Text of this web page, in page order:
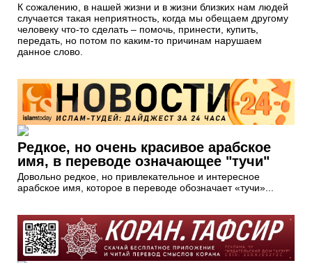
К сожалению, в нашей жизни и в жизни близких нам людей
случается такая неприятность, когда мы обещаем другому
человеку что-то сделать – помочь, принести, купить,
передать, но потом по каким-то причинам нарушаем
данное слово.
Редкое, но очень красивое арабское
имя, в переводе означающее "тучи"
Довольно редкое, но привлекательное и интересное
арабское имя, которое в переводе обозначает «тучи»...